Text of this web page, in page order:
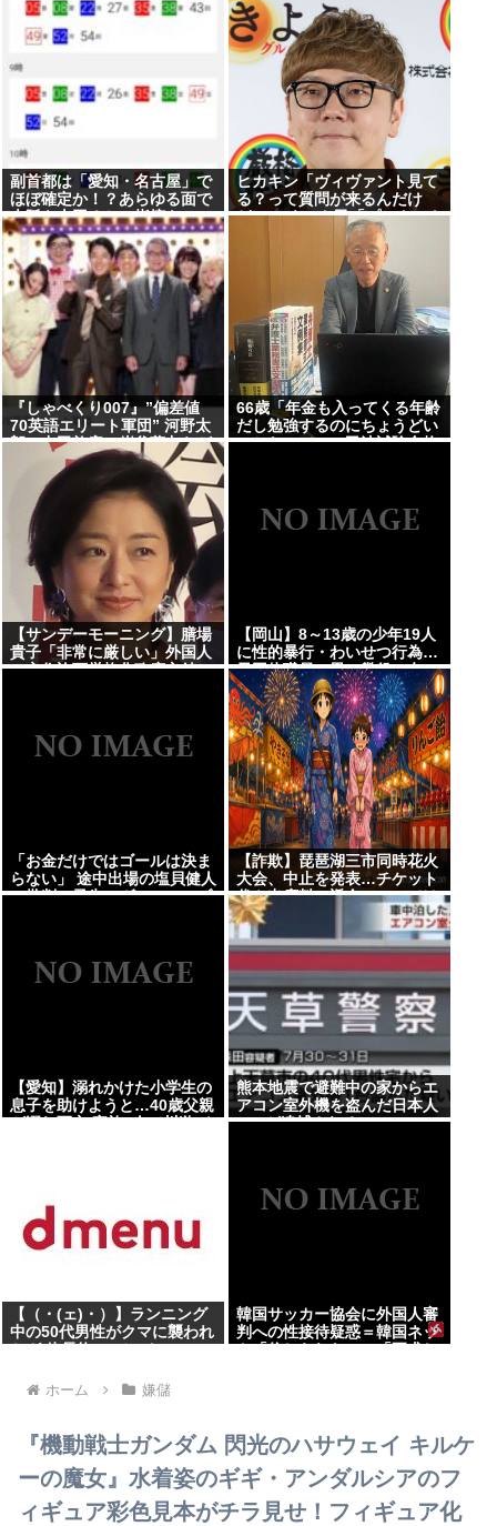
副首都は「愛知・名古屋」で
ほぼ確定か！？あらゆる面で
大阪を上回るとの指摘も
ヒカキン「ヴィヴァント見て
る？って質問が来るんだけ
ど…」 ネット民「プークスク
スw」 ヒカキン「…！？」
『しゃべくり007』”偏差値
70英語エリート軍団” 河野太
郎、中田敦彦、岸谷蘭丸らが
英語”お受験”事情・学習法を
徹底解説
66歳「年金も入ってくる年齢
だし勉強するのにちょうどい
いかなって」。司法試験合格
【サンデーモーニング】膳場
貴子「非常に厳しい」外国人
の永住許可厳格化政府方針に
【岡山】8～13歳の少年19人
に性的暴行・わいせつ行為…
元団体職員の男、懲役15年
「相手の未熟さにつけ込み性
欲のはけ口に」
「お金だけではゴールは決ま
らない」 途中出場の塩貝健人
に批判の矛先…ヴォルフスブ
【詐欺】琵琶湖三市同時花火
大会、中止を発表…チケット
代や出店料の返金については
明言せず
【愛知】溺れかけた小学生の
息子を助けようと…40歳父親
が溺れ死亡 家族3人で川遊び
熊本地震で避難中の家からエ
アコン室外機を盗んだ日本人
(47)が逮捕されるwww
【（・(ェ)・）】ランニング
中の50代男性がクマに襲われ
ケガ 体長約1.3メートルのツ
る 岐阜・高山市
韓国サッカー協会に外国人審
判への性接待疑惑＝韓国ネッ
ト「信じられない」「要求し
ホーム
嫌儲
『機動戦士ガンダム 閃光のハサウェイ キルケ
ーの魔女』水着姿のギギ・アンダルシアのフ
ィギュア彩色見本がチラ見せ！フィギュア化